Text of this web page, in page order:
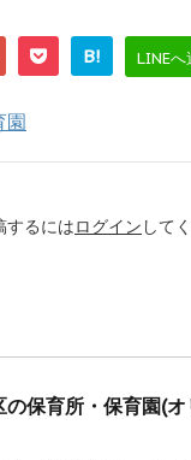
B! LINEへ
園
するにはログイン して
保育所・保育園(